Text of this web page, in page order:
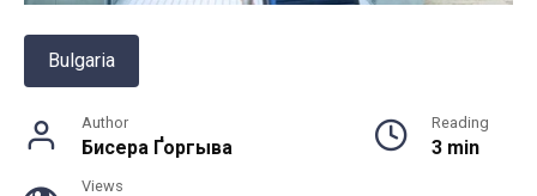
Bulgaria
Author
Бисера Ґоргыва
Reading
3 min
Views